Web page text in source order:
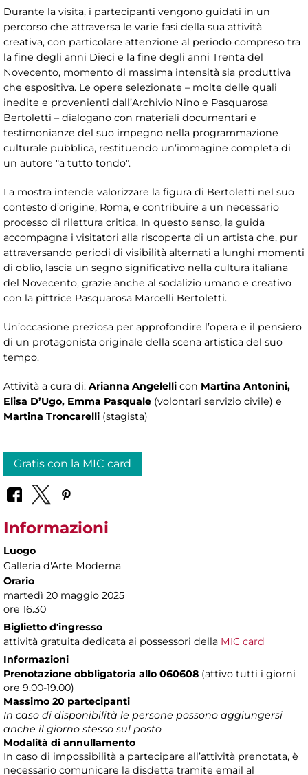
Durante la visita, i partecipanti vengono guidati in un
percorso che attraversa le varie fasi della sua attività
creativa, con particolare attenzione al periodo compreso tra
la fine degli anni Dieci e la fine degli anni Trenta del
Novecento, momento di massima intensità sia produttiva
che espositiva. Le opere selezionate – molte delle quali
inedite e provenienti dall’Archivio Nino e Pasquarosa
Bertoletti – dialogano con materiali documentari e
testimonianze del suo impegno nella programmazione
culturale pubblica, restituendo un’immagine completa di
un autore "a tutto tondo".
La mostra intende valorizzare la figura di Bertoletti nel suo
contesto d’origine, Roma, e contribuire a un necessario
processo di rilettura critica. In questo senso, la guida
accompagna i visitatori alla riscoperta di un artista che, pur
attraversando periodi di visibilità alternati a lunghi momenti
di oblio, lascia un segno significativo nella cultura italiana
del Novecento, grazie anche al sodalizio umano e creativo
con la pittrice Pasquarosa Marcelli Bertoletti.
Un’occasione preziosa per approfondire l’opera e il pensiero
di un protagonista originale della scena artistica del suo
tempo.
Attività a cura di: Arianna Angelelli con Martina Antonini,
Elisa D’Ugo, Emma Pasquale (volontari servizio civile) e
Martina Troncarelli (stagista)
Gratis con la MIC card
Informazioni
Luogo
Galleria d'Arte Moderna
Orario
martedì 20 maggio 2025
ore 16.30
Biglietto d'ingresso
attività gratuita dedicata ai possessori della MIC card
Informazioni
Prenotazione obbligatoria allo 060608 (attivo tutti i giorni
ore 9.00-19.00)
Massimo 20 partecipanti
In caso di disponibilità le persone possono aggiungersi
anche il giorno stesso sul posto
Modalità di annullamento
In caso di impossibilità a partecipare all’attività prenotata, è
necessario comunicare la disdetta tramite email al